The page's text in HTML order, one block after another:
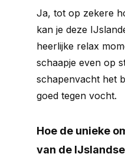
Ja, tot op zekere
kan je deze
heerlijke relax
schaapje even op
schapenvacht het
goed tegen vocht.
Hoe de unieke
van de